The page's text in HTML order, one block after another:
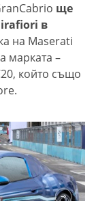
ще
в
на Maserati
марката –
който също